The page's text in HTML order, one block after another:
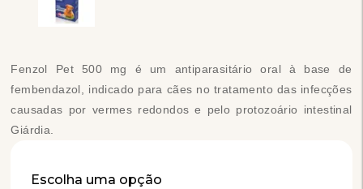
Fenzol Pet 500 mg é um antiparasitário oral à base de
fembendazol, indicado para cães no tratamento das infecções
causadas por vermes redondos e pelo protozoário intestinal
Giárdia.
Escolha uma opção